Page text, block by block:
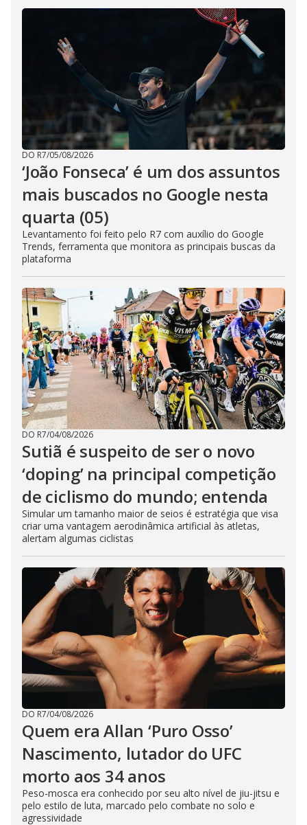
DO R7/05/08/2026
‘João Fonseca’ é um dos assuntos
mais buscados no Google nesta
quarta (05)
Levantamento foi feito pelo R7 com auxílio do Google
Trends, ferramenta que monitora as principais buscas da
plataforma
DO R7/04/08/2026
Sutiã é suspeito de ser o novo
‘doping’ na principal competição
de ciclismo do mundo; entenda
Simular um tamanho maior de seios é estratégia que visa
criar uma vantagem aerodinâmica artificial às atletas,
alertam algumas ciclistas
DO R7/04/08/2026
Quem era Allan ‘Puro Osso’
Nascimento, lutador do UFC
morto aos 34 anos
Peso-mosca era conhecido por seu alto nível de jiu-jitsu e
pelo estilo de luta, marcado pelo combate no solo e
agressividade